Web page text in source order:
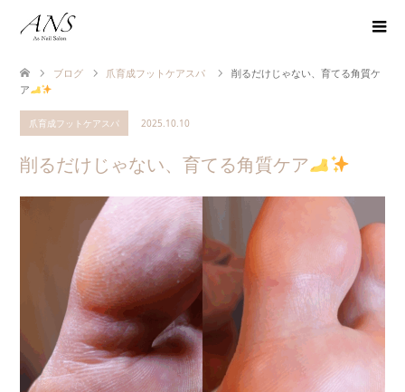
ブログ 爪育成フットケアスパ
削るだけじゃない、育てる角質ケ
ア
爪育成フットケアスパ 2025.10.10
削るだけじゃない、育てる角質ケア